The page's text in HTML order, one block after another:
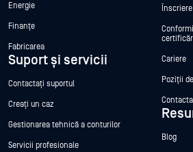
Energie
Finanțe
Fabricarea
Suport și servicii
Contactați suportul
Creați un caz
Gestionarea tehnică a conturilor
Servicii profesionale
Cariere
Poziții
Blog